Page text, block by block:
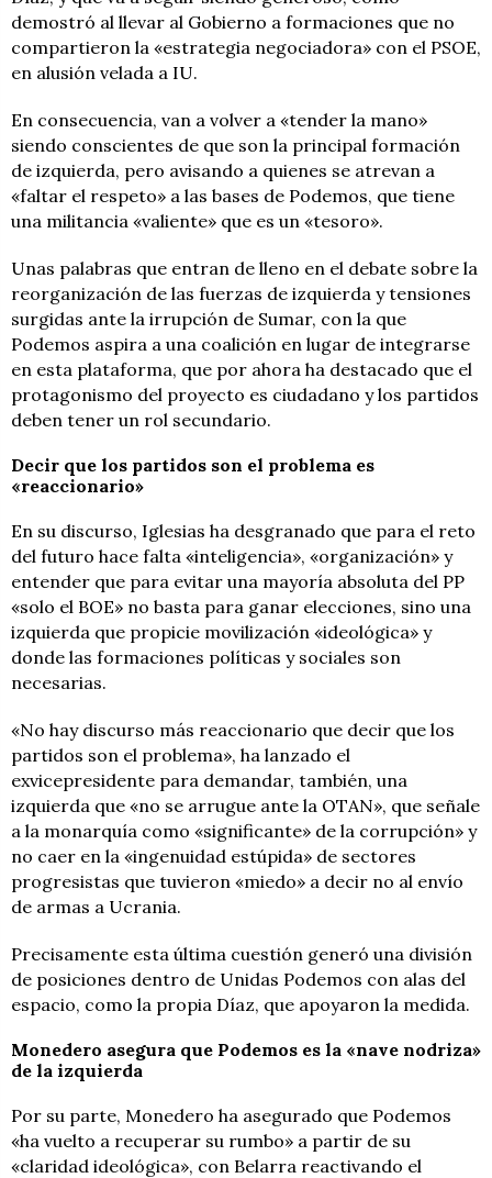
demostró al llevar al Gobierno a formaciones que no
compartieron la «estrategia negociadora» con el PSOE,
en alusión velada a IU.
En consecuencia, van a volver a «tender la mano»
siendo conscientes de que son la principal formación
de izquierda, pero avisando a quienes se atrevan a
«faltar el respeto» a las bases de Podemos, que tiene
una militancia «valiente» que es un «tesoro».
Unas palabras que entran de lleno en el debate sobre la
reorganización de las fuerzas de izquierda y tensiones
surgidas ante la irrupción de Sumar, con la que
Podemos aspira a una coalición en lugar de integrarse
en esta plataforma, que por ahora ha destacado que el
protagonismo del proyecto es ciudadano y los partidos
deben tener un rol secundario.
Decir que los partidos son el problema es
«reaccionario»
En su discurso, Iglesias ha desgranado que para el reto
del futuro hace falta «inteligencia», «organización» y
entender que para evitar una mayoría absoluta del PP
«solo el BOE» no basta para ganar elecciones, sino una
izquierda que propicie movilización «ideológica» y
donde las formaciones políticas y sociales son
necesarias.
«No hay discurso más reaccionario que decir que los
partidos son el problema», ha lanzado el
exvicepresidente para demandar, también, una
izquierda que «no se arrugue ante la OTAN», que señale
a la monarquía como «significante» de la corrupción» y
no caer en la «ingenuidad estúpida» de sectores
progresistas que tuvieron «miedo» a decir no al envío
de armas a Ucrania.
Precisamente esta última cuestión generó una división
de posiciones dentro de Unidas Podemos con alas del
espacio, como la propia Díaz, que apoyaron la medida.
Monedero asegura que Podemos es la «nave nodriza»
de la izquierda
Por su parte, Monedero ha asegurado que Podemos
«ha vuelto a recuperar su rumbo» a partir de su
«claridad ideológica», con Belarra reactivando el